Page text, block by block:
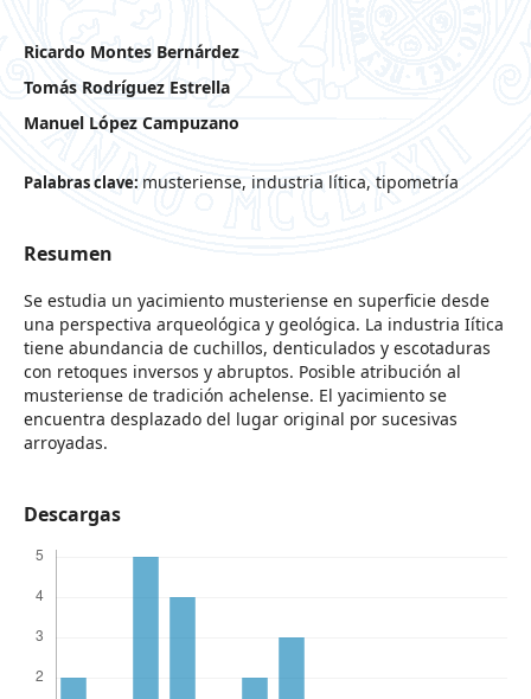
Ricardo Montes Bernárdez
Tomás Rodríguez Estrella
Manuel López Campuzano
Palabras clave: musteriense, industria lítica, tipometría
Resumen
Se estudia un yacimiento musteriense en superficie desde
una perspectiva arqueológica y geológica. La industria Iítica
tiene abundancia de cuchillos, denticulados y escotaduras
con retoques inversos y abruptos. Posible atribución al
musteriense de tradición achelense. El yacimiento se
encuentra desplazado del lugar original por sucesivas
arroyadas.
Descargas